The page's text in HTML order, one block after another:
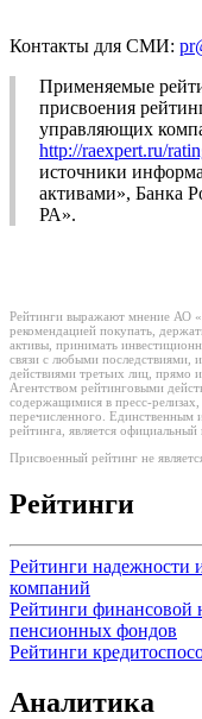
Контакты для СМИ:
Применяемые
присвоения
управляющих
http://raexpert.ru/
источники
активами», Банка
РА».
Рейтинги выражают мнение АО
рекомендацией покупать,
активы, принимать
связи с любыми последствиями,
действиями третьих лиц, прямо
Агентством рейтинговыми
содержащимися в пресс-
перечисленного. Единственным
рейтинга, является
Присвоенный рейтинг не
Рейтинги
Рейтинги надежности
компаний
Рейтинги финансовой
пенсионных фондов
Рейтинги
Аналитика